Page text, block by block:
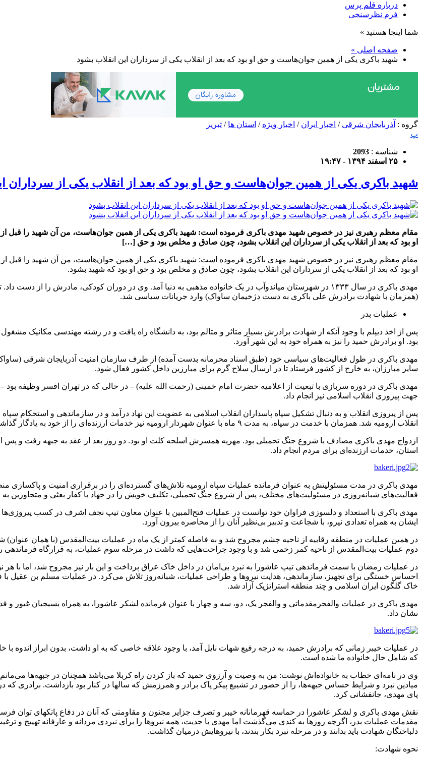
درباره قلم پرس
فرم نظرسنجی
شما اینجا هستید »
صفحه اصلی »
شهید باکری یکی از همین جوان‌هاست و حق او بود که بعد از انقلاب یکی از سرداران این انقلاب بشود
گروه : آذربایجان شرقی / اخبار ایران / اخبار ویژه / استان ها / تبریز
پ
شناسه : 2093
۲۵ اسفند ۱۳۹۴ - ۱۹:۴۷
شهید باکری یکی از همین جوان‌هاست و حق او بود که بعد از انقلاب یکی از سرداران
مقام معظم رهبری نیز در خصوص شهید مهدی باکری فرموده است: شهید باکری یکی از همین جوان‌هاست، من آن شهید را قبل
او بود که بعد از انقلاب یکی از سرداران این انقلاب بشود، چون صادق و مخلص بود و حق […]
مقام معظم رهبری نیز در خصوص شهید مهدی باکری فرموده است: شهید باکری یکی از همین جوان‌هاست، من آن شهید را قبل
او بود که بعد از انقلاب یکی از سرداران این انقلاب بشود، چون صادق و مخلص بود و حق او بود که شهید بشود.
مهدی باکری در سال ۱۳۳۳ در شهرستان میاندوآب در یک خانواده مذهبی به دنیا آمد. وی در دوران کودکی، مادرش را
(همزمان با شهادت برادرش علی باکری به دست دژخیمان ساواک) وارد جریانات سیاسی شد.
عملیات بدر
پس از اخذ دیپلم با وجود آنکه از شهادت برادرش بسیار متاثر و متالم بود، به دانشگاه راه یافت و در رشته مهندسی مکانیک مشغول
بود. او برادرش حمید را نیز به همراه خود به این شهر آورد.
مهدی باکری در طول فعالیت‌های سیاسی خود (طبق اسناد محرمانه بدست آمده) از طرف سازمان امنیت آذربایجان شرقی
سایر مبارزان، به خارج از کشور فرستاد تا در ارسال سلاح گرم برای مبارزین داخل کشور فعال شود.
مهدی باکری در دوره سربازی با تبعیت از اعلامیه حضرت امام خمینی (رحمت الله علیه) – در حالی که در تهران افسر وظیفه بود
جهت پیروزی انقلاب اسلامی نیز انجام داد.
پس از پیروزی انقلاب و به دنبال تشکیل سپاه پاسداران انقلاب اسلامی به عضویت این نهاد درآمد و در سازماندهی و استحکام
انقلاب ارومیه شد. همزمان با خدمت در سپاه، به مدت ۹ ماه با عنوان شهردار ارومیه نیز خدمات ارزنده‌ای را از خود به یادگار گذاشت.
ازدواج مهدی باکری مصادف با شروع جنگ تحمیلی بود. مهریه همسرش اسلحه کلت او بود. دو روز بعد از عقد به جبهه رفت و پس
استان، خدمات ارزنده‌ای برای مردم انجام داد.
مهدی باکری در مدت مسئولیتش به عنوان فرمانده عملیات سپاه ارومیه تلاش‌های گسترده‌ای را در برقراری امنیت و پاکسازی
فعالیت‌های شبانه‌روزی در مسئولیت‌های مختلف، پس از شروع جنگ تحمیلی، تکلیف خویش را در جهاد با کفار بعثی و متجاوزین
مهدی باکری با استعداد و دلسوزی فراوان خود توانست در عملیات فتح‌المبین با عنوان معاون تیپ نجف اشرف در کسب پیروزی‌ها
ایشان به همراه تعدادی نیرو، با شجاعت و تدبیر بی‌نظیر آنان را از محاصره بیرون آورد.
در همین عملیات در منطقه رقابیه از ناحیه چشم مجروح شد و به فاصله کمتر از یک ماه در عملیات بیت‌المقدس (با همان
دوم عملیات بیت‌المقدس از ناحیه کمر زخمی شد و با وجود جراحت‌هایی که داشت در مرحله سوم عملیات، به قرارگاه فرماندهی
در عملیات رمضان با سمت فرماندهی تیپ عاشورا به نبرد بی‌امان در داخل خاک عراق پرداخت و این بار نیز مجروح شد، اما
احساس خستگی برای تجهیز، سازماندهی،‌ هدایت نیروها و طراحی عملیات، شبانه‌روز تلاش می‌کرد. در عملیات مسلم بن عقیل
خاک گلگون ایران اسلامی و چند منطقه استراتژیک آزاد شد.
مهدی باکری در عملیات والفجرمقدماتی و والفجر یک، دو، سه و چهار با عنوان فرمانده لشکر عاشورا، به همراه بسیجیان غیور و
نشان داد.
در عملیات خیبر زمانی که برادرش حمید، به درجه رفیع شهات نایل آمد، با وجود علاقه خاصی که به او داشت، بدون ابراز
که شامل حال خانواده ما شده است.
وی در نامه‌ای خطاب به خانواده‌اش نوشت: من به وصیت و آرزوی حمید که باز کردن راه کربلا می‌باشد همچنان در جبهه‌ها
میادین نبرد و شرایط حساس جبهه‌ها، را از حضور در تشییع پیکر پاک برادر و همرزمش که سالها در کنار بود بازداشت. برادری
پای مهدی، جانفشانی کرد.
نقش مهدی باکری و لشکر عاشورا در حماسه قهرمانانه خیبر و تصرف جزایر مجنون و مقاومتی که آنان در دفاع پاتکهای توان
مقدمات عملیات بدر، اگرچه روزها به کندی می‌گذشت اما مهدی با جدیت، همه نیروها را برای نبردی مردانه و عارفانه تهییج و
دلباختگان شهادت باید بدانند و در مرحله نبرد بکار بندند، با نیروهایش درمیان گذاشت.
نحوه شهادت: